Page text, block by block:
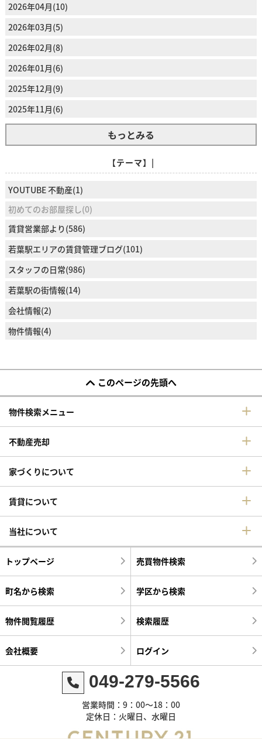
2026年04月(10)
2026年03月(5)
2026年02月(8)
2026年01月(6)
2025年12月(9)
2025年11月(6)
もっとみる
【テーマ】|
YOUTUBE 不動産(1)
初めてのお部屋探し(0)
賃貸営業部より(586)
若葉駅エリアの賃貸管理ブログ(101)
スタッフの日常(986)
若葉駅の街情報(14)
会社情報(2)
物件情報(4)
このページの先頭へ
物件検索メニュー
不動産売却
家づくりについて
賃貸について
当社について
トップページ 売買物件検索
町名から検索 学区から検索
物件閲覧履歴 検索履歴
会社概要 ログイン
049-279-5566
営業時間：9：00～18：00
定休日：火曜日、水曜日